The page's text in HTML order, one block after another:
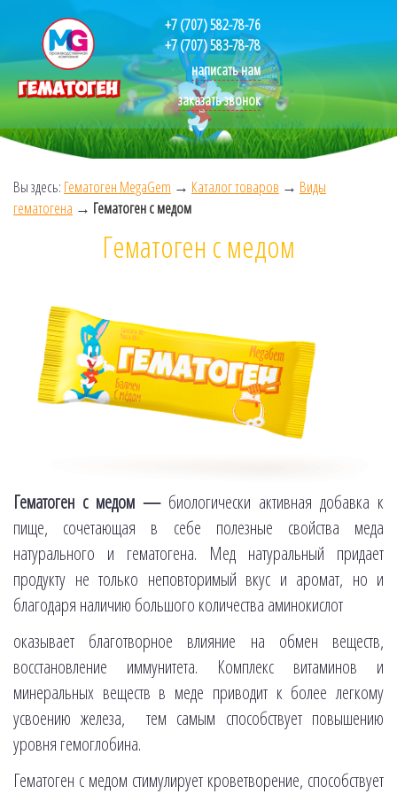
+7 (707) 582-78-76
+7 (707) 583-78-78
написать нам
заказать звонок
Вы здесь: Гематоген MegaGem → Каталог товаров → Виды
гематогена → Гематоген с медом
Гематоген с медом
Гематоген с медом — биологически активная добавка к
пище, сочетающая в себе полезные свойства меда
натурального и гематогена. Мед натуральный придает
продукту не только неповторимый вкус и аромат, но и
благодаря наличию большого количества аминокислот
оказывает благотворное влияние на обмен веществ,
восстановление иммунитета. Комплекс витаминов и
минеральных веществ в меде приводит к более легкому
усвоению железа, тем самым способствует повышению
уровня гемоглобина.
Гематоген с медом стимулирует кроветворение, способствует